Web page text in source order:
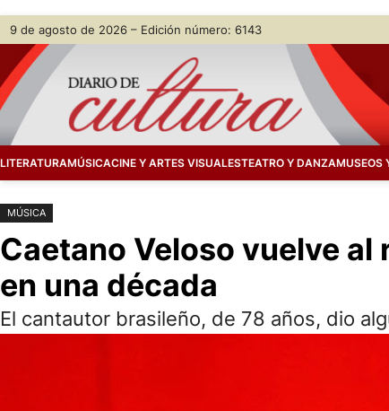
Saltar
contenido
Skip
content
9 de agosto de 2026 – Edición número: 6143
LITERATURAMÚSICACINE Y ARTES VISUALESTEATRO Y DANZAMUSEOS
MÚSICA
Caetano Veloso vuelve
en una década
El cantautor brasileño, de 78 años, dio